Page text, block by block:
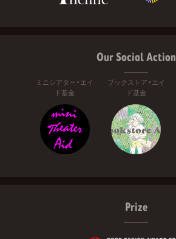
Our Social Action
ミニシアター・エイ
ド基金
ブックストア・エイ
ド基金
Prize